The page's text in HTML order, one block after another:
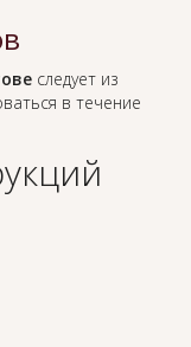
следует из
в течение